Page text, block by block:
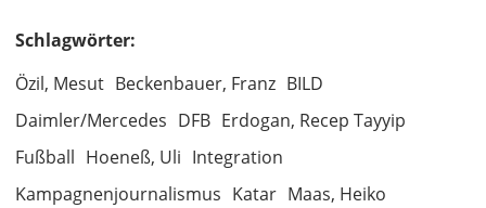
Schlagwörter:
Özil, Mesut Beckenbauer, Franz BILD
Daimler/Mercedes DFB Erdogan, Recep Tayyip
Fußball Hoeneß, Uli Integration
Kampagnenjournalismus Katar Maas, Heiko